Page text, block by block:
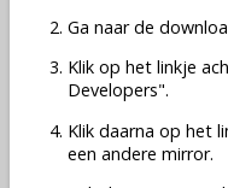
Ga naar de
Klik op het linkje
Developers".
Klik daarna op het
een andere mirror.